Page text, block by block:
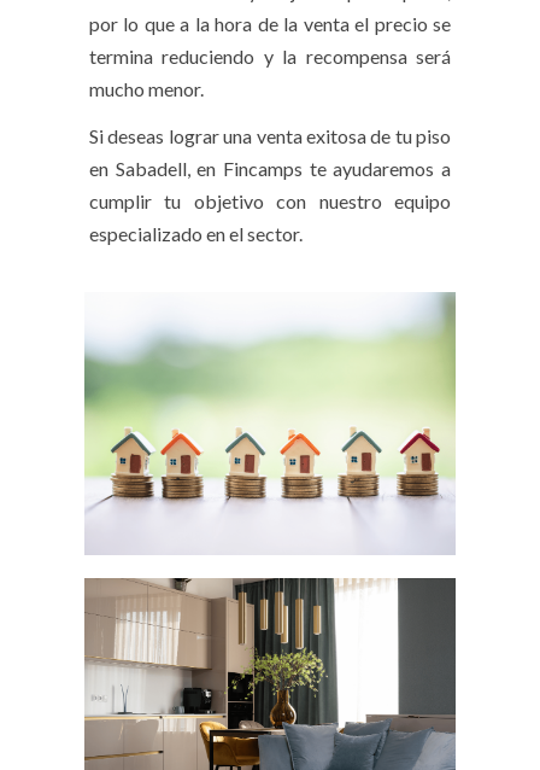
por lo que a la hora de la venta el precio se
termina reduciendo y la recompensa será
mucho menor.
Si deseas lograr una venta exitosa de tu piso
en Sabadell, en Fincamps te ayudaremos a
cumplir tu objetivo con nuestro equipo
especializado en el sector.